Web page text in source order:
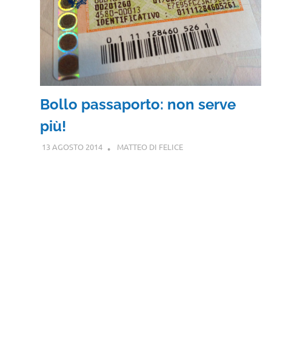
Bollo passaporto: non serve
più!
13 AGOSTO 2014 MATTEO DI FELICE